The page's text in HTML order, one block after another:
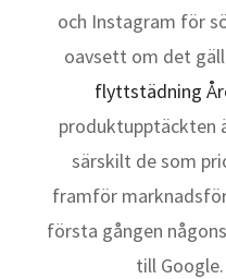
och Instagram för
oavsett om det
flyttstädning
produktupptäckten
särskilt de som
framför
första gången
till